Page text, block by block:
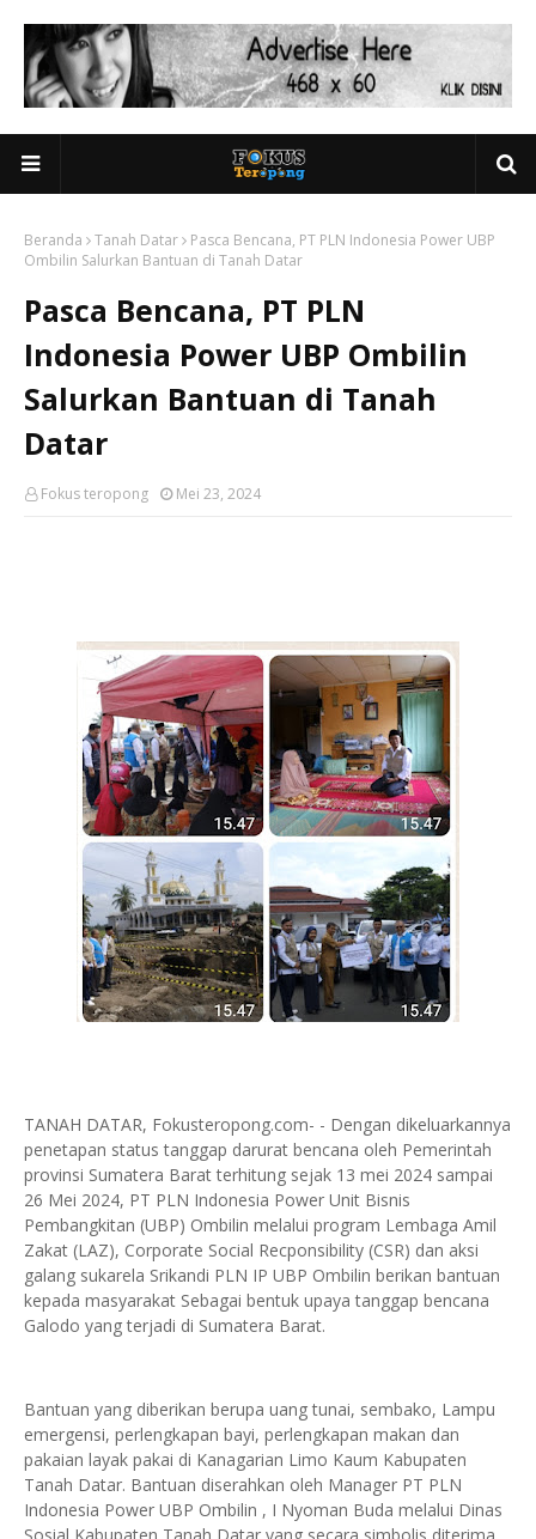
Beranda Tanah Datar
Pasca Bencana, PT PLN Indonesia Power UBP
Ombilin Salurkan Bantuan di Tanah Datar
Pasca Bencana, PT PLN
Indonesia Power UBP Ombilin
Salurkan Bantuan di Tanah
Datar
Fokus teropong Mei 23, 2024
TANAH DATAR, Fokusteropong.com- - Dengan dikeluarkannya
penetapan status tanggap darurat bencana oleh Pemerintah
provinsi Sumatera Barat terhitung sejak 13 mei 2024 sampai
26 Mei 2024, PT PLN Indonesia Power Unit Bisnis
Pembangkitan (UBP) Ombilin melalui program Lembaga Amil
Zakat (LAZ), Corporate Social Recponsibility (CSR) dan aksi
galang sukarela Srikandi PLN IP UBP Ombilin berikan bantuan
kepada masyarakat Sebagai bentuk upaya tanggap bencana
Galodo yang terjadi di Sumatera Barat.
Bantuan yang diberikan berupa uang tunai, sembako, Lampu
emergensi, perlengkapan bayi, perlengkapan makan dan
pakaian layak pakai di Kanagarian Limo Kaum Kabupaten
Tanah Datar. Bantuan diserahkan oleh Manager PT PLN
Indonesia Power UBP Ombilin , I Nyoman Buda melalui Dinas